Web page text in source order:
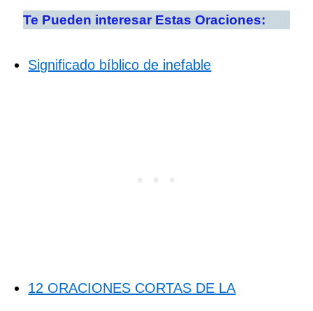
Te Pueden interesar Estas Oraciones:
Significado bíblico de inefable
12 ORACIONES CORTAS DE LA